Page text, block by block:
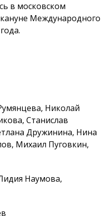
в московском
Международного
Николай
Станислав
Дружинина, Нина
Михаил Пуговкин,
Наумова,